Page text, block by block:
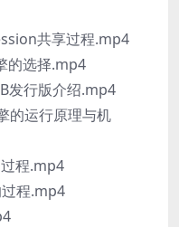
共享过程.mp4
的选择.mp4
发行版介绍.mp4
的运行原理与机
程.mp4
程.mp4